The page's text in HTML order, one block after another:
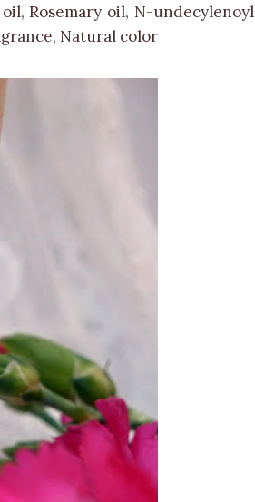
Rosemary oil, N-undecylenoyl
Natural color